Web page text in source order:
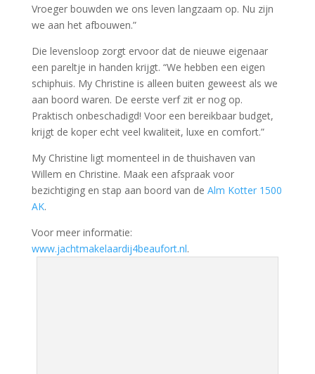
Vroeger bouwden we ons leven langzaam op. Nu zijn
we aan het afbouwen.”
Die levensloop zorgt ervoor dat de nieuwe eigenaar
een pareltje in handen krijgt. “We hebben een eigen
schiphuis. My Christine is alleen buiten geweest als we
aan boord waren. De eerste verf zit er nog op.
Praktisch onbeschadigd! Voor een bereikbaar budget,
krijgt de koper echt veel kwaliteit, luxe en comfort.”
My Christine ligt momenteel in de thuishaven van
Willem en Christine. Maak een afspraak voor
bezichtiging en stap aan boord van de Alm Kotter 1500
AK.
Voor meer informatie:
www.jachtmakelaardij4beaufort.nl.